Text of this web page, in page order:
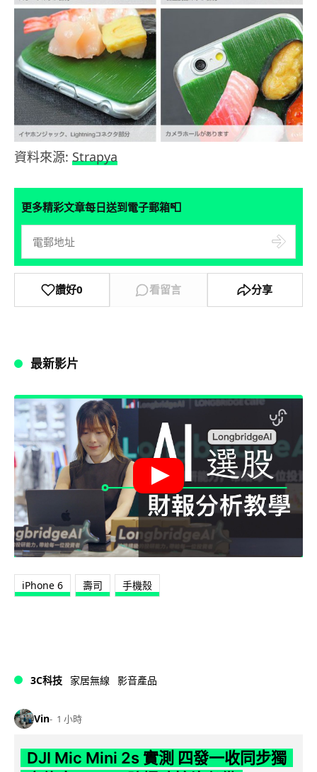
資料來源: Strapya
更多精彩文章每日送到電子郵箱📮
讚好0 看留言 分享
最新影片
iPhone 6 壽司 手機殼
3C科技 家居無線 影音產品
Vin 1 小時
DJI Mic Mini 2s 實測 四發一收同步獨